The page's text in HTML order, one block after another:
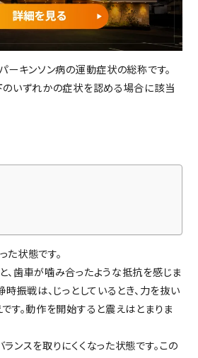
重要事項説明書・
情報開示事項一覧
プライバシーポリシー
RECRUIT
採用情報
ーキンソン病の運動症状の総称です。
のいずれかの症状を認める場合に該当
状態です。
、歯車が噛み合ったような抵抗を感じま
時振戦は、じっとしているとき、力を抜い
す。動作を開始すると震えはとまりま
ンスを取りにくくなった状態です。この